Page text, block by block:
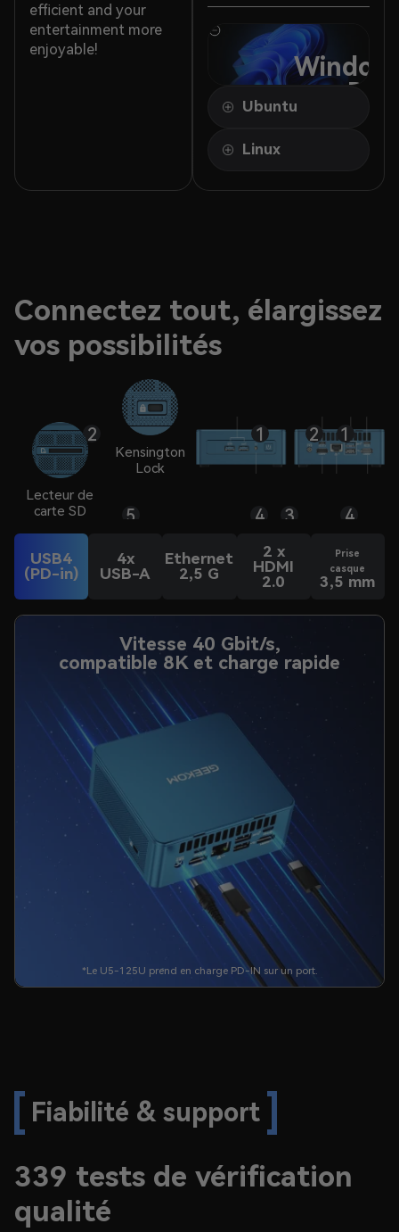
efficient and your
entertainment more
enjoyable!
Pro
Ubuntu
Linux
Connectez tout, élargissez
vos possibilités
2 1 2 1
5 4 3 4
Lecteur de
carte SD
Kensington
Lock
USB4
(PD-in)
4x
USB-A
Ethernet
2,5 G
2 x
HDMI
2.0
Prise
casque
3,5 mm
Vitesse 40 Gbit/s,
compatible 8K et charge rapide
*Le U5-125U prend en charge PD-IN sur un port.
Fiabilité & support
339 tests de vérification
qualité